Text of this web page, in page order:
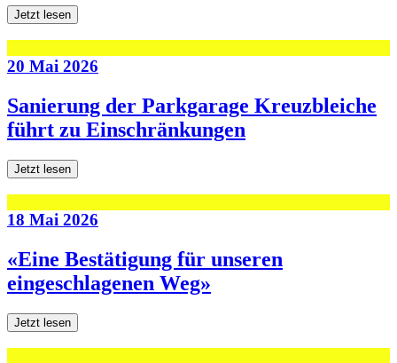
Jetzt lesen
20 Mai 2026
Sanierung der Parkgarage Kreuzbleiche
führt zu Einschränkungen
Jetzt lesen
18 Mai 2026
«Eine Bestätigung für unseren
eingeschlagenen Weg»
Jetzt lesen